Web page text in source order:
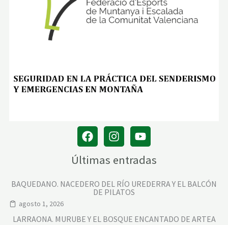
Últimas entradas
BAQUEDANO. NACEDERO DEL RÍO UREDERRA Y EL BALCÓN
DE PILATOS
agosto 1, 2026
LARRAONA. MURUBE Y EL BOSQUE ENCANTADO DE ARTEA